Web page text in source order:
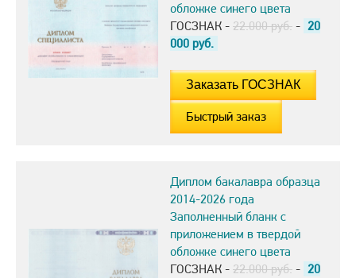
обложке синего цвета
ГОСЗНАК - 22.000 руб. - 20
000 руб.
Быстрый заказ
Диплом бакалавра образца
2014-2026 года
Заполненный бланк с
приложением в твердой
обложке синего цвета
ГОСЗНАК - 22.000 руб. - 20